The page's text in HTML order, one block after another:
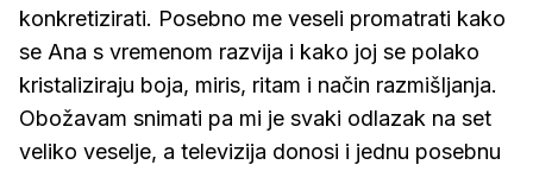
konkretizirati. Posebno me veseli promatrati kako
se Ana s vremenom razvija i kako joj se polako
kristaliziraju boja, miris, ritam i način razmišljanja.
Obožavam snimati pa mi je svaki odlazak na set
veliko veselje, a televizija donosi i jednu posebnu